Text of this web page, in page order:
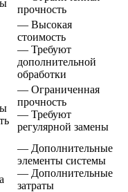
прочность
— Высокая
стоимость
— Требуют
дополнительной
обработки
— Ограниченная
прочность
— Требуют
регулярной замены
— Дополнительные
элементы системы
— Дополнительные
затраты